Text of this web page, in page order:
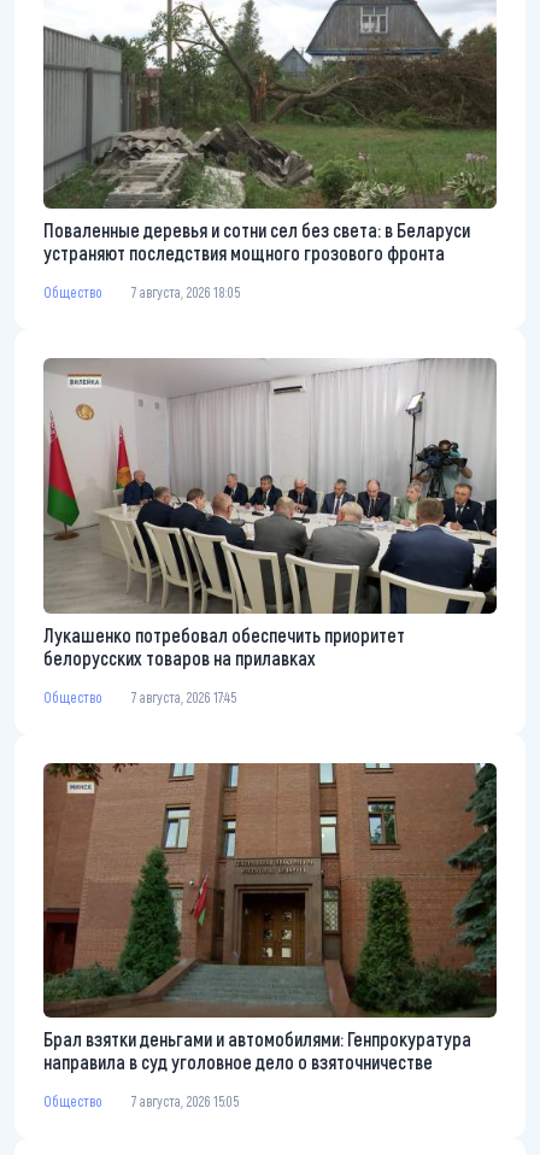
Поваленные деревья и сотни сел без света: в Беларуси
устраняют последствия мощного грозового фронта
Общество 7 августа, 2026 18:05
Лукашенко потребовал обеспечить приоритет
белорусских товаров на прилавках
Общество 7 августа, 2026 17:45
Брал взятки деньгами и автомобилями: Генпрокуратура
направила в суд уголовное дело о взяточничестве
Общество 7 августа, 2026 15:05